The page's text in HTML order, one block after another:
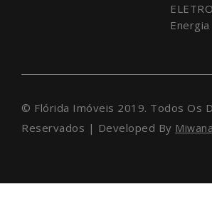
Energia
© Flórida Imóveis 2019. Todos Os
Reservados | Developed By